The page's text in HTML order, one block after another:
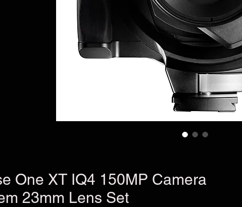
One XT IQ4 150MP Camera
23mm Lens Set